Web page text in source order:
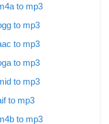
to mp3
to mp3
to mp3
to mp3
to mp3
to mp3
to mp3